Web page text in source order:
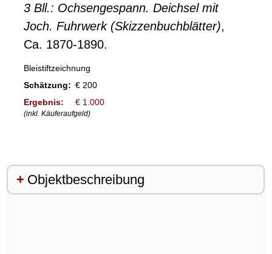
3 Bll.: Ochsengespann. Deichsel mit
Joch. Fuhrwerk (Skizzenbuchblätter),
Ca. 1870-1890.
Bleistiftzeichnung
Schätzung: € 200
Ergebnis:
€ 1.000
(inkl. Käuferaufgeld)
Objektbeschreibung